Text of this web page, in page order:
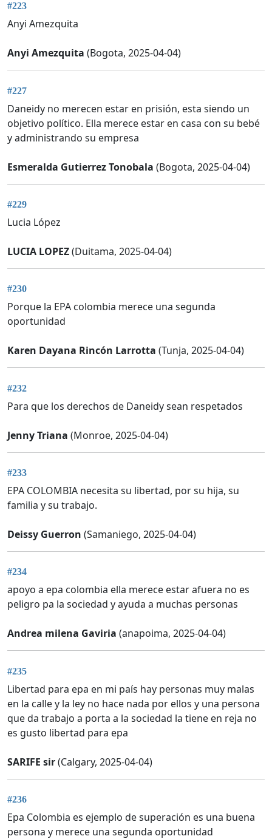
#223
Anyi Amezquita
Anyi Amezquita (Bogota, 2025-04-04)
#227
Daneidy no merecen estar en prisión, esta siendo un
objetivo político. Ella merece estar en casa con su bebé
y administrando su empresa
Esmeralda Gutierrez Tonobala (Bogota, 2025-04-04)
#229
Lucia López
LUCIA LOPEZ(Duitama, 2025-04-04)
#230
Porque la EPA colombia merece una segunda
oportunidad
Karen Dayana Rincón Larrotta (Tunja, 2025-04-04)
#232
Para que los derechos de Daneidy sean respetados
Jenny Triana (Monroe, 2025-04-04)
#233
EPA COLOMBIA necesita su libertad, por su hija, su
familia y su trabajo.
Deissy Guerron (Samaniego, 2025-04-04)
#234
apoyo a epa colombia ella merece estar afuera no es
peligro pa la sociedad y ayuda a muchas personas
Andrea milena Gaviria (anapoima, 2025-04-04)
#235
Libertad para epa en mi país hay personas muy malas
en la calle y la ley no hace nada por ellos y una persona
que da trabajo a porta a la sociedad la tiene en reja no
es gusto libertad para epa
SARIFE sir(Calgary, 2025-04-04)
#236
Epa Colombia es ejemplo de superación es una buena
persona y merece una segunda oportunidad